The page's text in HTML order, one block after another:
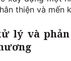
thiện và mến
lý và